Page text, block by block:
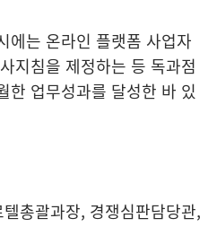
에는 온라인 플랫폼 사업자
지침을 제정하는 등 독과점
한 업무성과를 달성한 바 있
텔총괄과장, 경쟁심판담당관,